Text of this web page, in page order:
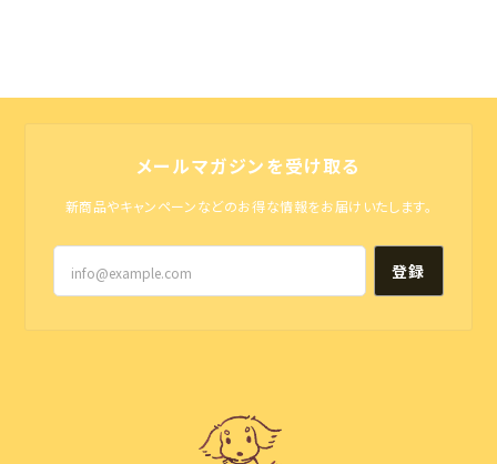
メールマガジンを受け取る
新商品やキャンペーンなどのお得な情報をお届けいたします。
登録